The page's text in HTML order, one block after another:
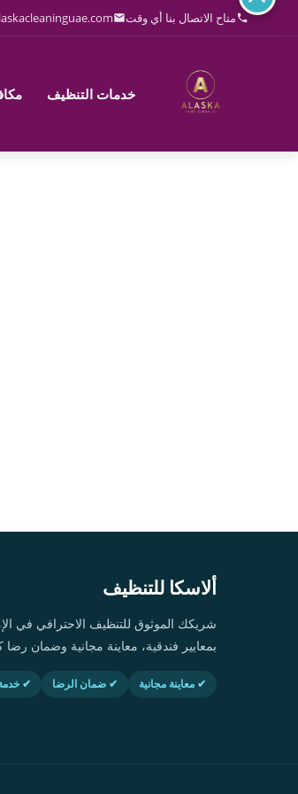
تخطي
متاح الاتصال بنا أي وقت
خدمات التنظيف
ألاسكا للتنظيف
شريكك الموثوق للتنظيف الاحترافي في
بمعايير فندقية، معاينة مجانية وضمان رضا
✔ معاينة مجانية ✔ ضمان الرضا ✔ خدمة